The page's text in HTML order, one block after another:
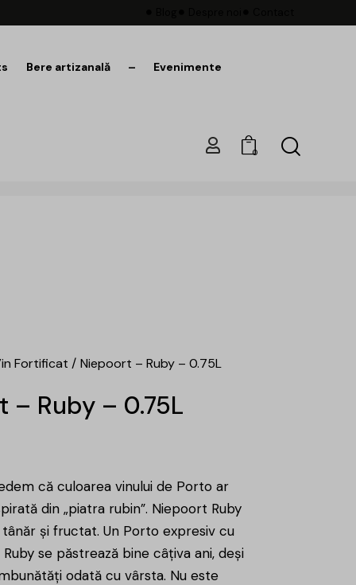
Bere artizanală – Evenimente
0
Fortificat Niepoort – Ruby – 0.75L
– Ruby – 0.75L
că culoarea vinului de Porto ar
din „piatra rubin”. Niepoort Ruby
și fructat. Un Porto expresiv cu
se păstrează bine câțiva ani, deși
odată cu vârsta. Nu este